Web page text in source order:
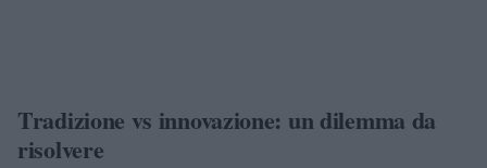
Tradizione vs innovazione: un dilemma da
risolvere